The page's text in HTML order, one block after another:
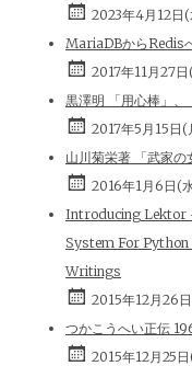
2023年4月12日(
MariaDBからRedis
2017年11月27
黒澤明 「用心棒」、
2017年5月15日(
山川菊栄著 「武家の
2016年1月6日(
Introducing Lektor
System For
Writings
2015年12月26
つかこうへい正伝
2015年12月25